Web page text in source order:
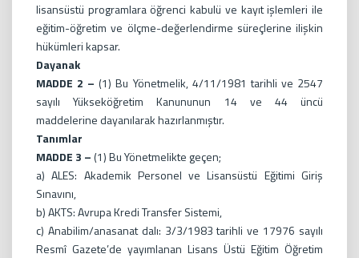
lisansüstü programlara öğrenci kabulü ve kayıt işlemleri ile
eğitim-öğretim ve ölçme-değerlendirme süreçlerine ilişkin
hükümleri kapsar.
Dayanak
MADDE 2 – (1) Bu Yönetmelik, 4/11/1981 tarihli ve 2547
sayılı Yükseköğretim Kanununun 14 ve 44 üncü
maddelerine dayanılarak hazırlanmıştır.
Tanımlar
MADDE 3 – (1) Bu Yönetmelikte geçen;
a) ALES: Akademik Personel ve Lisansüstü Eğitimi Giriş
Sınavını,
b) AKTS: Avrupa Kredi Transfer Sistemi,
c) Anabilim/anasanat dalı: 3/3/1983 tarihli ve 17976 sayılı
Resmî Gazete’de yayımlanan Lisans Üstü Eğitim Öğretim